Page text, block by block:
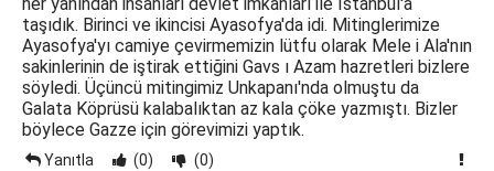
taşıdık. Birinci ve ikincisi Ayasofya'da idi. Mitinglerimize
Ayasofya'yı camiye çevirmemizin lütfu olarak Mele i Ala'nın
sakinlerinin de iştirak ettiğini Gavs ı Azam hazretleri bizlere
söyledi. Üçüncü mitingimiz Unkapanı'nda olmuştu da
Galata Köprüsü kalabalıktan az kala çöke yazmıştı. Bizler
böylece Gazze için görevimizi yaptık.
Yanıtla (0) (0)